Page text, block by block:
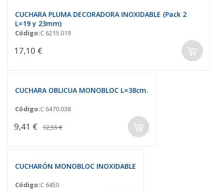
CUCHARA PLUMA DECORADORA INOXIDABLE (Pack 2
L=19 y 23mm)
Código:C 6215.019
17,10 €
CUCHARA OBLICUA MONOBLOC L=38cm.
Código:C 6470.038
9,41 € 12,55 €
CUCHARÓN MONOBLOC INOXIDABLE
Código:C 6450